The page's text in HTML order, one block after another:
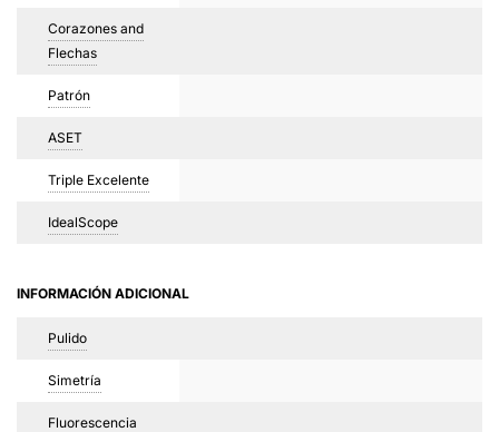
Corazones and
Flechas
Patrón
ASET
Triple Excelente
IdealScope
INFORMACIÓN ADICIONAL
Pulido
Simetría
Fluorescencia